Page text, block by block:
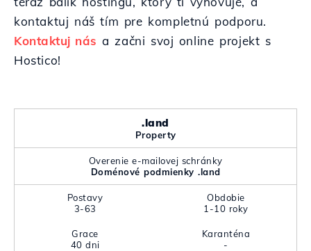
kontaktuj náš tím pre kompletnú podporu.
Kontaktuj nás a začni svoj online projekt s
Hostico!
.land
Property
Overenie e-mailovej schránky
Doménové podmienky .land
Postavy
3-63
Obdobie
1-10 roky
Grace
40 dni
Karanténa
-